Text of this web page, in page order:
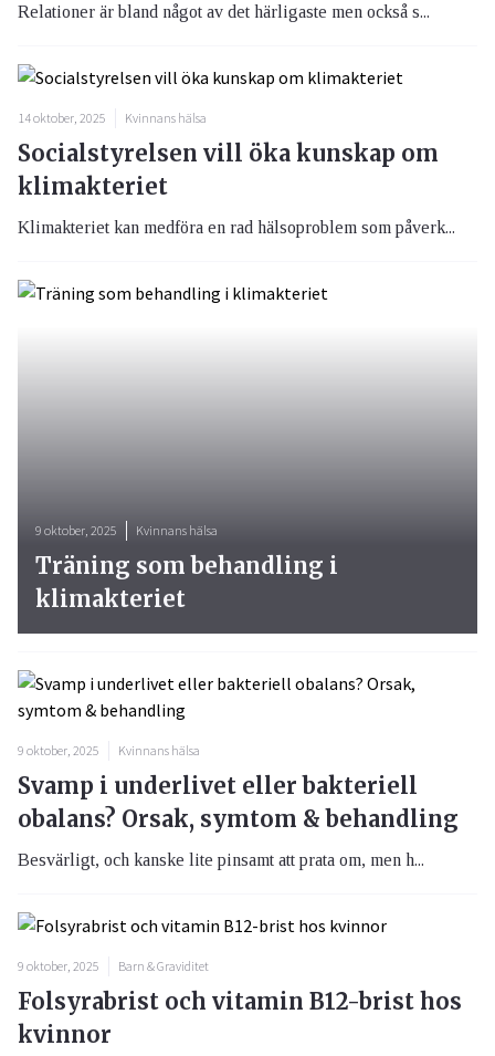
Relationer är bland något av det härligaste men också s...
14 oktober, 2025 Kvinnans hälsa
Socialstyrelsen vill öka kunskap om
klimakteriet
Klimakteriet kan medföra en rad hälsoproblem som påverk...
9 oktober, 2025 Kvinnans hälsa
Svamp i underlivet eller bakteriell
obalans? Orsak, symtom & behandling
Besvärligt, och kanske lite pinsamt att prata om, men h...
9 oktober, 2025 Barn & Graviditet
Folsyrabrist och vitamin B12-brist hos
kvinnor
9 oktober, 2025 Kvinnans hälsa
Träning som behandling i
klimakteriet